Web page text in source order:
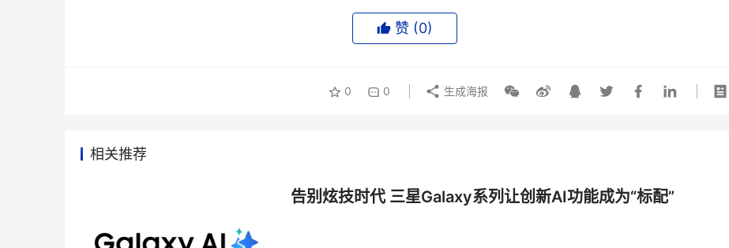
赞 (0)
0 0 生成海报
相关推荐
告别炫技时代 三星Galaxy系列让创新AI功能成为“标配”